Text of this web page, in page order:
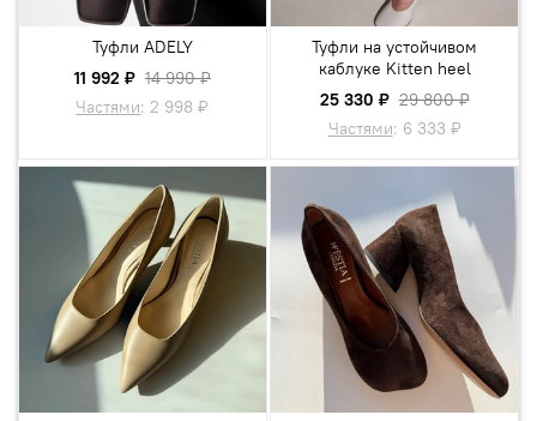
Туфли ADELY
11 992 ₽ 14 990 ₽
Частями:2 998 ₽
Туфли на устойчивом
каблуке Kitten heel
25 330 ₽ 29 800 ₽
Частями: 6 333 ₽